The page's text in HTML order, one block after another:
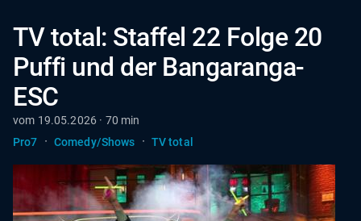
TV total: Staffel 22 Folge 20
Puffi und der Bangaranga-
ESC
vom 19.05.2026 · 70 min
Pro7
· Comedy/Shows · TV total